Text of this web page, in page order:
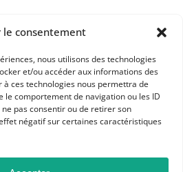
le consentement
nous utilisons des technologies
et/ou accéder aux informations des
ces technologies nous permettra de
le comportement de navigation ou les ID
pas consentir ou de retirer son
négatif sur certaines caractéristiques
APHG
d'histoire et géographie
75065 Paris Cedex 02